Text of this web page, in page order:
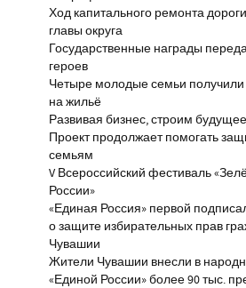
Ход капитального ремонта
главы округа
Государственные награды
героев
Четыре молодые семьи
на жильё
Развивая бизнес, строим будущее
Проект продолжает помогать
семьям
V Всероссийский фестиваль
России»
«Единая Россия» первой
о защите избирательных прав
Чувашии
Жители Чувашии внесли в
«Единой России» более 90 тыс.